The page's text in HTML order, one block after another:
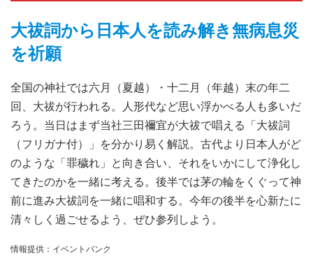
大祓詞から日本人を読み解き無病息災
を祈願
全国の神社では六月（夏越）・十二月（年越）末の年二
回、大祓が行われる。人形代など思い浮かべる人も多いだ
ろう。当日はまず当社三田禰宜が大祓で唱える「大祓詞
（フリガナ付）」を分かり易く解説。古代より日本人がど
のような「罪穢れ」と向き合い、それをいかにして浄化し
てきたのかを一緒に考える。後半では茅の輪をくぐって神
前に進み大祓詞を一緒に唱和する。今年の後半を心新たに
清々しく過ごせるよう、ぜひ参列しよう。
情報提供：イベントバンク